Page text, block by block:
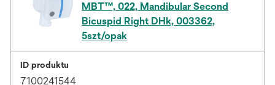
MBT™, 022, Mandibular Second
Bicuspid Right DHk, 003362,
5szt/opak
ID produktu
7100241544